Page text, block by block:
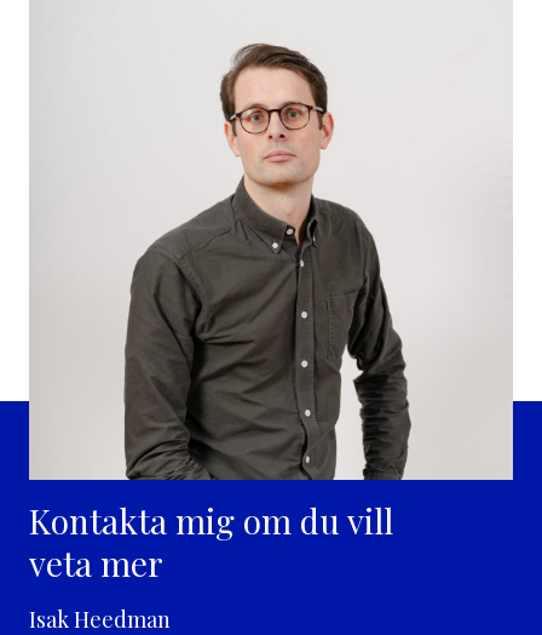
Kontakta mig om du vill
veta mer
Isak Heedman